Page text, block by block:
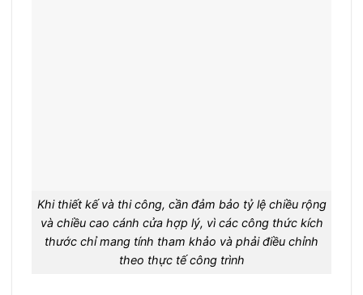
Khi thiết kế và thi công, cần đảm bảo tỷ lệ chiều rộng
và chiều cao cánh cửa hợp lý, vì các công thức kích
thước chỉ mang tính tham khảo và phải điều chỉnh
theo thực tế công trình